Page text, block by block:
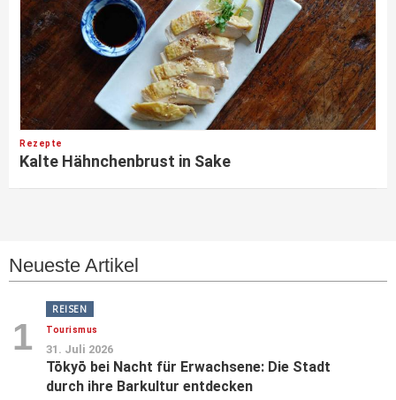
Rezepte
Kalte Hähnchenbrust in Sake
Neueste Artikel
1
REISEN
Tourismus
31. Juli 2026
Tōkyō bei Nacht für Erwachsene: Die Stadt
durch ihre Barkultur entdecken